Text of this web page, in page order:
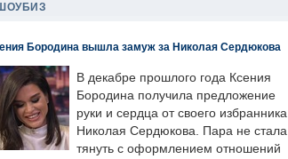
Бородина вышла замуж за Николая Сердюкова
В декабре прошлого года Ксения
Бородина получила предложение
руки и сердца от своего избранника
Николая Сердюкова. Пара не стала
тянуть с оформлением отношений